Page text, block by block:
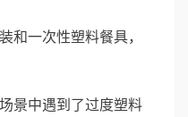
和一次性塑料餐具，
景中遇到了过度塑料